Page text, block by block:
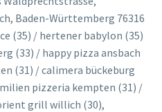
Baden-Württemberg 76316
(35) / hertener babylon (35)
(33) / happy pizza ansbach
(31) / calimera bückeburg
pizzeria kempten (31) /
grill willich (30),